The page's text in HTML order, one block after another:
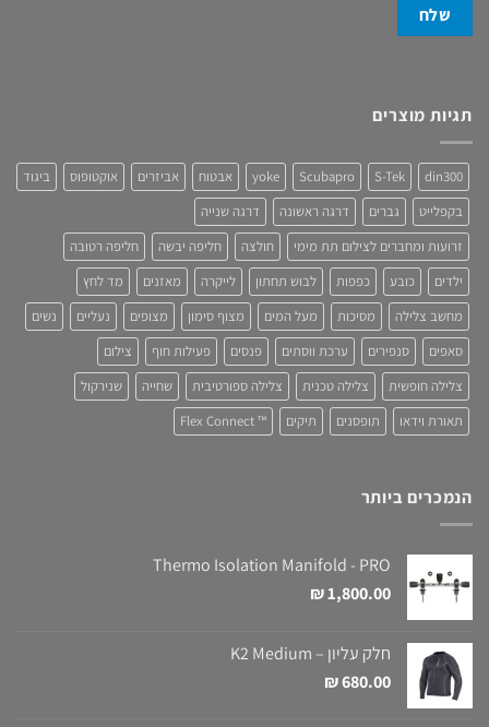
תגיות מוצרים
din300
S-Tek
Scubapro
yoke אבטוח אביזרים אוקטופוס
ביגוד
בקפלייט
גברים דרגה ראשונה
דרגה שנייה
זרועות ומחברים לצילום תת מימי
חולצה חליפה יבשה
חליפה רטובה
ילדים
כובע כפפות לבוש תחתון לייקרה מאזנים
מד לחץ
מחשב צלילה
מסיכות מעל המים מצוף סימון מצופים נעליים
נשים
סאפים
סנפירים ערכת ווסתים פנסים פעילות חוף
צילום
צלילה חופשית
צלילה טכנית צלילה ספורטיבית שחייה
שנירקול
תאורת וידאו
תופסנים תיקים ™ Flex Connect
הנמכרים ביותר
Thermo Isolation Manifold - PRO
₪1,800.00
חלק עליון – K2 Medium
₪680.00